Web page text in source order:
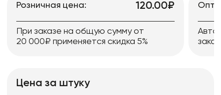
Розничная цена: 120.00₽
При заказе на общую сумму от
20 000₽ применяется скидка 5%
Цена за штуку